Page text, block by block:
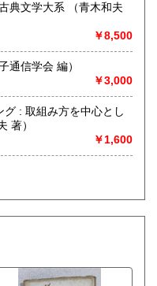
￥8,500
会大学講座 9 改版 （電子通信学会 編）
￥3,000
: 取組み方を中心とし
秋庭雅夫 著）
￥1,600